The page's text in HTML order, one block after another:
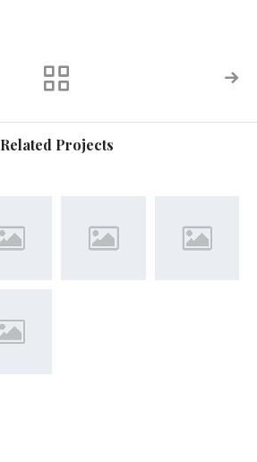
Related Projects